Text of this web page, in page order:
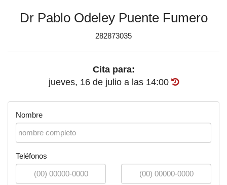
Dr Pablo Odeley Puente Fumero
282873035
Cita para:
jueves, 16 de julio a las 14:00
Nombre
Teléfonos